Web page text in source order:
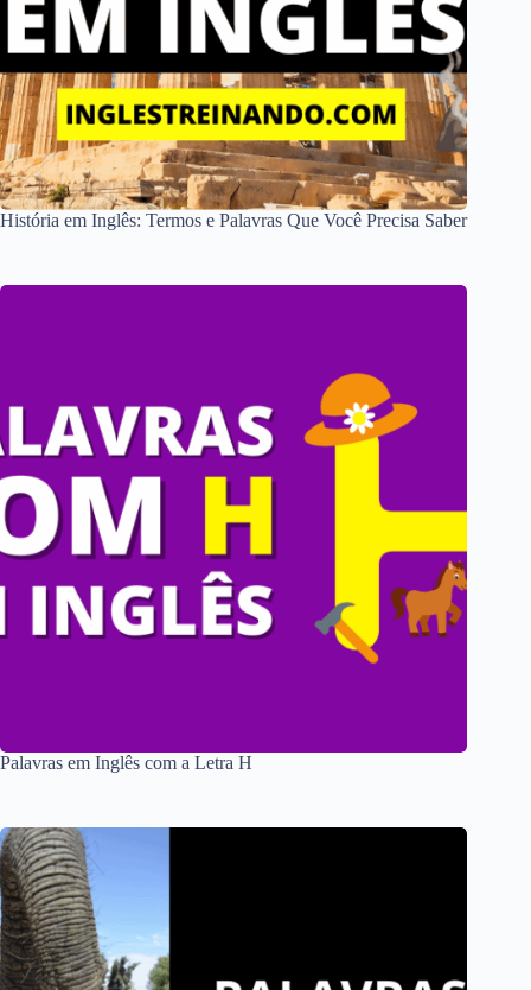
História em Inglês: Termos e Palavras Que Você Precisa Saber
Palavras em Inglês com a Letra H